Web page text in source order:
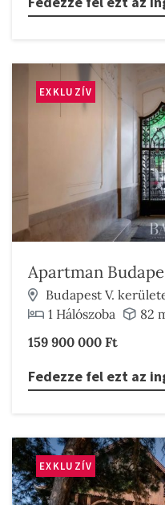
EXKLUZÍV
Apartman
Budapest V.
1 Hálószoba
82
159 900 000 Ft
Fedezze fel ezt az
EXKLUZÍV